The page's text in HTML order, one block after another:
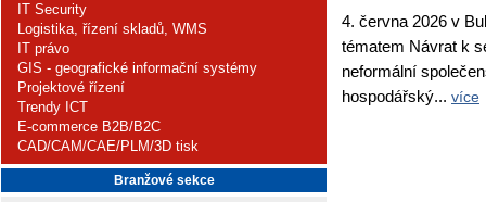
IT Security
Logistika, řízení skladů, WMS
IT právo
GIS - geografické informační systémy
Projektové řízení
Trendy ICT
E-commerce B2B/B2C
CAD/CAM/CAE/PLM/3D tisk
Branžové sekce
4. června 2026 v
tématem Návrat k
neformální
hospodářský... více